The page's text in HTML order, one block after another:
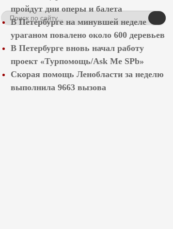
пройдут дни оперы и балета
В Петербурге на минувшей неделе
ураганом повалено около 600 деревьев
В Петербурге вновь начал работу
проект «Турпомощь/Ask Me SPb»
Скорая помощь Ленобласти за неделю
выполнила 9663 вызова